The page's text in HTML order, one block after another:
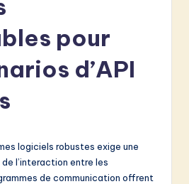
pour
d’API
logiciels robustes exige une
l’interaction entre les
de communication offrent